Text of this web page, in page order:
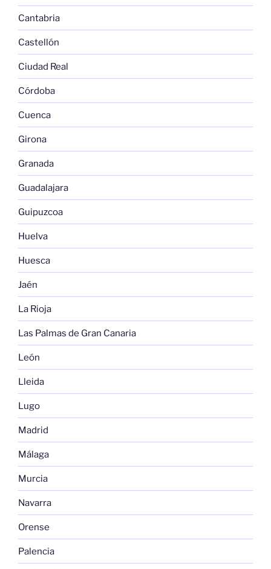
Cantabria
Castellón
Ciudad Real
Córdoba
Cuenca
Girona
Granada
Guadalajara
Guipuzcoa
Huelva
Huesca
Jaén
La Rioja
Las Palmas de Gran Canaria
León
Lleida
Lugo
Madrid
Málaga
Murcia
Navarra
Orense
Palencia